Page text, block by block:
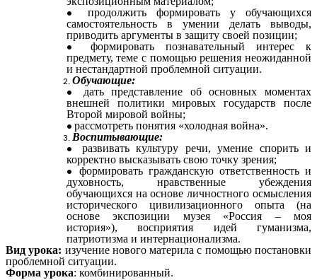
продолжить формировать у обучающихся
самостоятельность в умении делать выводы,
приводить аргументы в защиту своей позиции;
формировать познавательный интерес к
предмету, теме с помощью решения неожиданной
и нестандартной проблемной ситуации.
Обучающие:
дать представление об основных моментах
внешней политики мировых государств после
Второй мировой войны;
рассмотреть понятия «холодная война».
Воспитывающие:
развивать культуру речи, умение спорить и
корректно высказывать свою точку зрения;
формировать гражданскую ответственность и
духовность, нравственные убеждения
обучающихся на основе личностного осмысления
исторического цивилизационного опыта (на
основе экспозиции музея «Россия – моя
история»), восприятия идей гуманизма,
патриотизма и интернационализма.
Вид урока: изучение нового материла с помощью постановки
проблемной ситуации.
Форма урока: комбинированный.